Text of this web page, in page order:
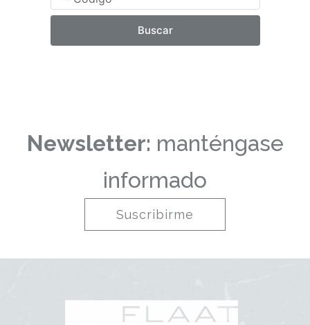
Buscar
Newsletter: manténgase
informado
Suscribirme